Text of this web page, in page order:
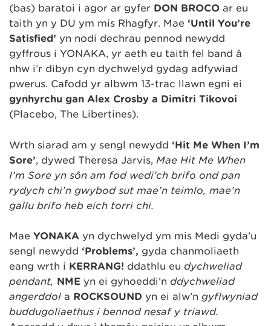
(bas) baratoi i agor ar gyfer DON BROCO ar eu
taith yn y DU ym mis Rhagfyr. Mae ‘Until You’re
Satisfied’ yn nodi dechrau pennod newydd
gyffrous i YONAKA, yr aeth eu taith fel band â
nhw i’r dibyn cyn dychwelyd gydag adfywiad
pwerus. Cafodd yr albwm 13-trac llawn egni ei
gynhyrchu gan Alex Crosby a Dimitri Tikovoi
(Placebo, The Libertines).
Wrth siarad am y sengl newydd ‘Hit Me When I’m
Sore’, dywed Theresa Jarvis, Mae Hit Me When
I’m Sore yn sôn am fod wedi’ch brifo ond pan
rydych chi’n gwybod sut mae’n teimlo, mae’n
gallu brifo heb eich torri chi.
Mae YONAKA yn dychwelyd ym mis Medi gyda’u
sengl newydd ‘Problems’, gyda chanmoliaeth
eang wrth i KERRANG! ddathlu eu dychweliad
pendant, NME yn ei gyhoeddi’n ddychweliad
angerddol a ROCKSOUND yn ei alw’n gyflwyniad
buddugoliaethus i bennod nesaf y triawd.